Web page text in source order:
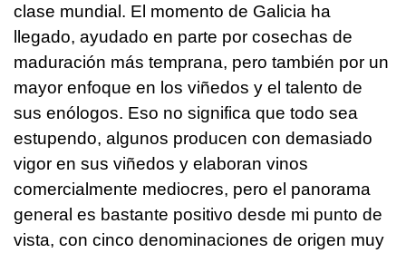
clase mundial. El momento de Galicia ha
llegado, ayudado en parte por cosechas de
maduración más temprana, pero también por un
mayor enfoque en los viñedos y el talento de
sus enólogos. Eso no significa que todo sea
estupendo, algunos producen con demasiado
vigor en sus viñedos y elaboran vinos
comercialmente mediocres, pero el panorama
general es bastante positivo desde mi punto de
vista, con cinco denominaciones de origen muy